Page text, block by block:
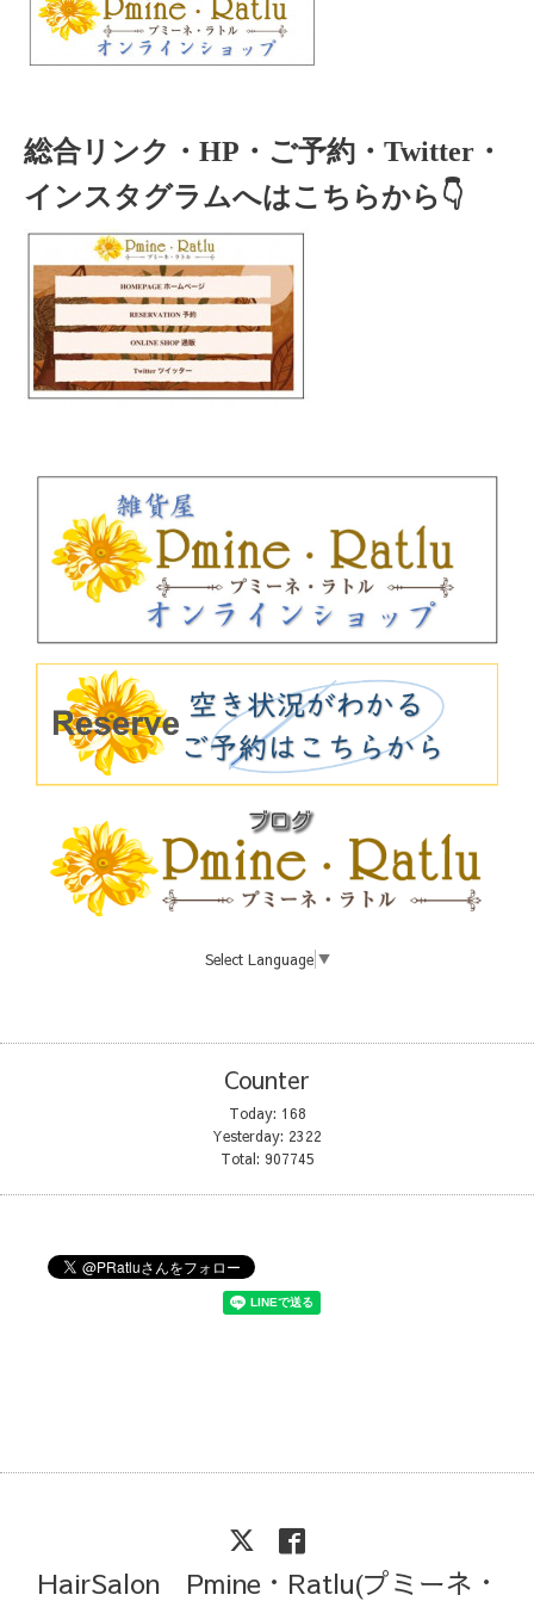
総合リンク・HP・ご予約・Twitter・
インスタグラムへはこちらから👇
Select Language ▼
Counter
Today: 168
Yesterday: 2322
Total: 907745
HairSalon Pmine・Ratlu(プミーネ・